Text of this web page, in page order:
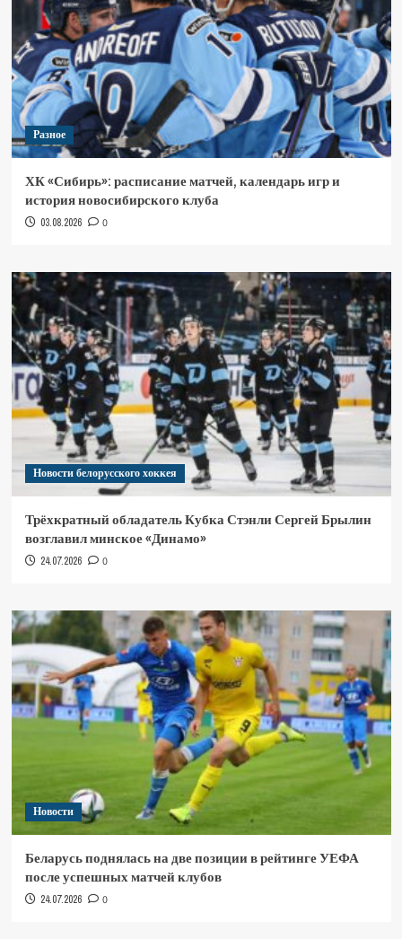
Разное
ХК «Сибирь»: расписание матчей, календарь игр и
история новосибирского клуба
03.08.2026 0
Новости белорусского хоккея
Трёхкратный обладатель Кубка Стэнли Сергей Брылин
возглавил минское «Динамо»
24.07.2026 0
Новости
Беларусь поднялась на две позиции в рейтинге УЕФА
после успешных матчей клубов
24.07.2026 0